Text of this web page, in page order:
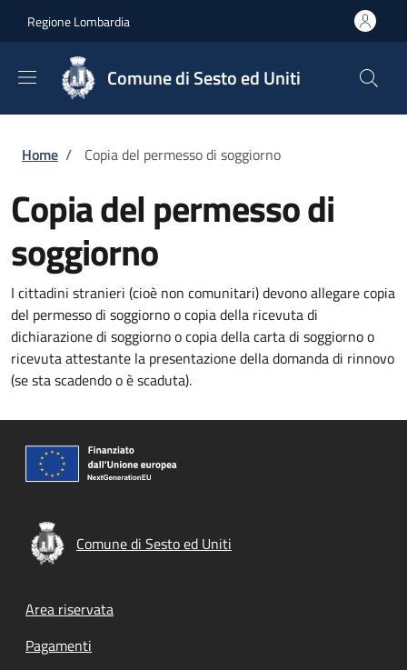
Regione Lombardia
Comune di Sesto ed Uniti
Briciole di pane
Home / Copia del permesso di soggiorno
Copia del permesso di
soggiorno
I cittadini stranieri (cioè non comunitari) devono allegare copia
del permesso di soggiorno o copia della ricevuta di
dichiarazione di soggiorno o copia della carta di soggiorno o
ricevuta attestante la presentazione della domanda di rinnovo
(se sta scadendo o è scaduta).
Comune di Sesto ed Uniti
Footer menu
Area riservata
Pagamenti